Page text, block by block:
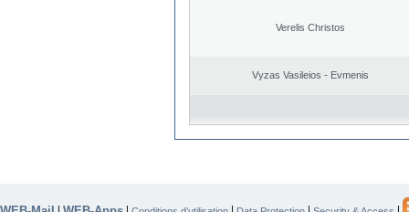
Verelis Christos
Vyzas Vasileios - Evmenis
| | | | |